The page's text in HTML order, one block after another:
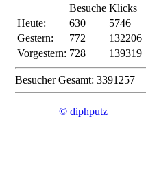
Besuche Klicks
Heute:
630
5746
Gestern:
772
132206
Vorgestern: 728 139319
Besucher Gesamt: 3391257
© diphputz